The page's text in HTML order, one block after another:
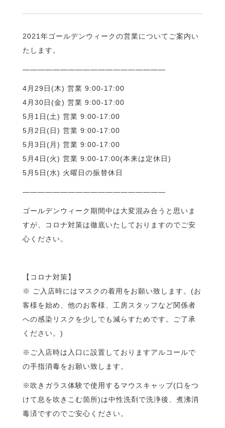
2021年ゴールデンウィークの営業についてご案内い
たします。
———————————————————
4月29日(木) 営業 9:00-17:00
4月30日(金) 営業 9:00-17:00
5月1日(土) 営業 9:00-17:00
5月2日(日) 営業 9:00-17:00
5月3日(月) 営業 9:00-17:00
5月4日(火) 営業 9:00-17:00(本来は定休日)
5月5日(水) 火曜日の振替休日
———————————————————
ゴールデンウィーク期間中は大変混み合うと思いま
すが、コロナ対策は徹底いたしておりますのでご安
心ください。
【コロナ対策】
※ ご入店時にはマスクの着用をお願い致します。(お
客様を始め、他のお客様、工房スタッフなど関係者
への感染リスクを少しでも減らすためです。ご了承
ください。)
※ご入店時は入口に設置しておりますアルコールで
の手指消毒をお願い致します。
※吹きガラス体験で使用するマウスキャップ(口をつ
けて息を吹き こむ箇所)は中性洗剤で洗浄後、煮沸消
毒済ですのでご安心くださ い。